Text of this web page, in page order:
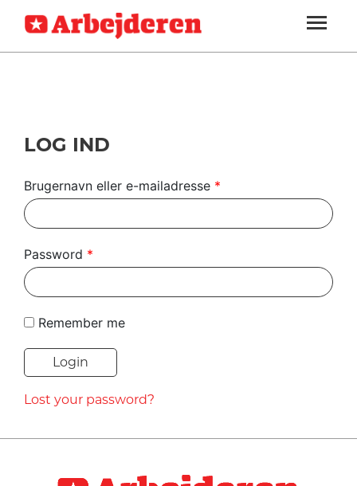
SEKTIONER
ARBEJDEREN
MENER
UDLAND
DEBAT
TIL
NAVNE
HISTORIE
TEORI
SOUNDCLOUD
ABONNER
LOG IND
LOG IND
Brugernavn eller e-mailadresse *
Password *
Remember me
Lost your password?